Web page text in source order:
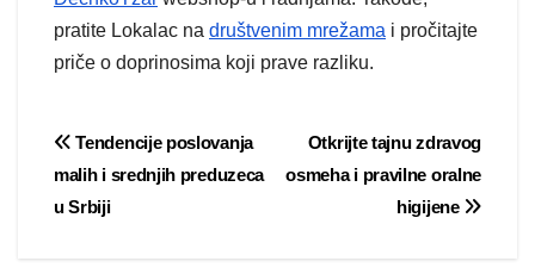
pratite Lokalac na društvenim mrežama i pročitajte
priče o doprinosima koji prave razliku.
Post
navigation
Otkrijte tajnu zdravog
osmeha i pravilne oralne
higijene
Tendencije poslovanja
malih i srednjih preduzeca
u Srbiji